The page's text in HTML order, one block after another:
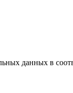
данных в